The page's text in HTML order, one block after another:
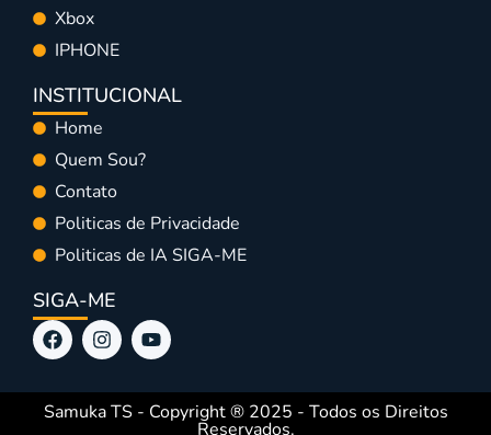
Xbox
IPHONE
INSTITUCIONAL
Home
Quem Sou?
Contato
Politicas de Privacidade
Politicas de IA SIGA-ME
SIGA-ME
Samuka TS - Copyright ® 2025 - Todos os Direitos
Reservados.